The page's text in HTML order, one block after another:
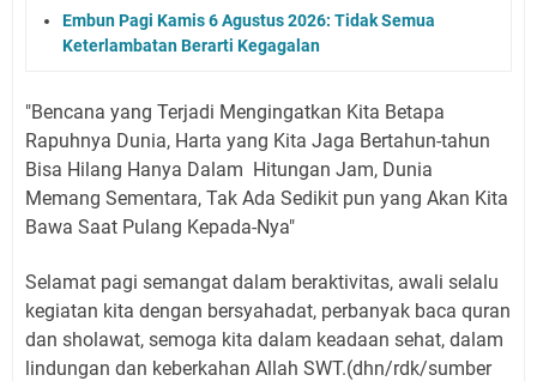
Embun Pagi Kamis 6 Agustus 2026: Tidak Semua
Keterlambatan Berarti Kegagalan
"Bencana yang Terjadi Mengingatkan Kita Betapa
Rapuhnya Dunia, Harta yang Kita Jaga Bertahun-tahun
Bisa Hilang Hanya Dalam Hitungan Jam, Dunia
Memang Sementara, Tak Ada Sedikit pun yang Akan Kita
Bawa Saat Pulang Kepada-Nya"
Selamat pagi semangat dalam beraktivitas, awali selalu
kegiatan kita dengan bersyahadat, perbanyak baca quran
dan sholawat, semoga kita dalam keadaan sehat, dalam
lindungan dan keberkahan Allah SWT.(dhn/rdk/sumber